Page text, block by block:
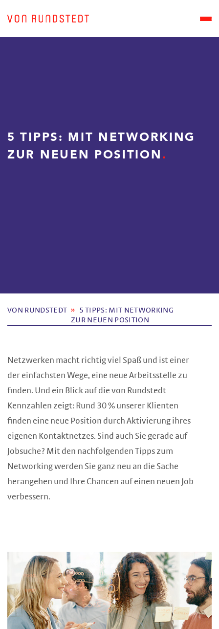
5 TIPPS: MIT NETWORKING
ZUR NEUEN POSITION
VON RUNDSTEDT
5 TIPPS: MIT NETWORKING
ZUR NEUEN POSITION
Netzwerken macht richtig viel Spaß und ist einer
der einfachsten Wege, eine neue Arbeitsstelle zu
finden. Und ein Blick auf die von Rundstedt
Kennzahlen zeigt: Rund 30 % unserer Klienten
finden eine neue Position durch Aktivierung ihres
eigenen Kontaktnetzes. Sind auch Sie gerade auf
Jobsuche? Mit den nachfolgenden Tipps zum
Networking werden Sie ganz neu an die Sache
herangehen und Ihre Chancen auf einen neuen Job
verbessern.